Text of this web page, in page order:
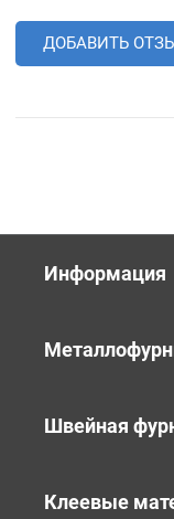
ДОБАВИТЬ
Информация
Швейная
Клеевые